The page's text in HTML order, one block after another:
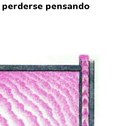
pensando